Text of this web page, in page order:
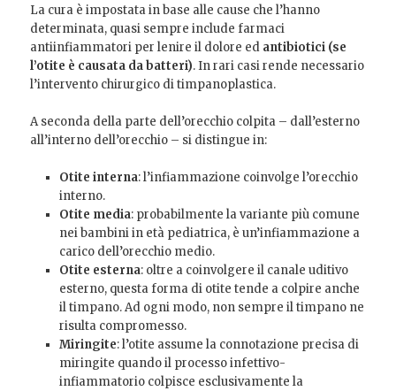
La cura è impostata in base alle cause che l’hanno
determinata, quasi sempre include farmaci
antiinfiammatori per lenire il dolore ed antibiotici (se
l’otite è causata da batteri). In rari casi rende necessario
l’intervento chirurgico di timpanoplastica.
A seconda della parte dell’orecchio colpita – dall’esterno
all’interno dell’orecchio – si distingue in:
Otite interna: l’infiammazione coinvolge l’orecchio
interno.
Otite media: probabilmente la variante più comune
nei bambini in età pediatrica, è un’infiammazione a
carico dell’orecchio medio.
Otite esterna: oltre a coinvolgere il canale uditivo
esterno, questa forma di otite tende a colpire anche
il timpano. Ad ogni modo, non sempre il timpano ne
risulta compromesso.
Miringite: l’otite assume la connotazione precisa di
miringite quando il processo infettivo-
infiammatorio colpisce esclusivamente la